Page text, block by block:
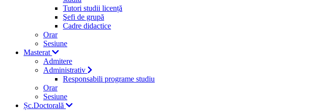
Tutori studii licență
Şefi de grupă
Cadre didactice
Orar
Sesiune
Masterat
Admitere
Administrativ
Responsabili programe studiu
Orar
Sesiune
Șc.Doctorală